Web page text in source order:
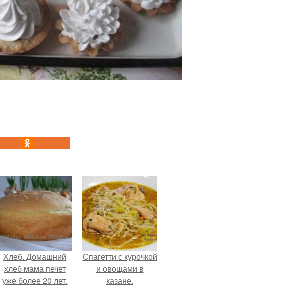
Хлеб. Домашний
хлеб мама печет
уже более 20 лет.
Спагетти с курочкой
и овощами в
казане.